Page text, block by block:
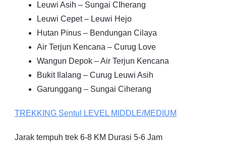
Leuwi Asih – Sungai CIherang
Leuwi Cepet – Leuwi Hejo
Hutan Pinus – Bendungan Cilaya
Air Terjun Kencana – Curug Love
Wangun Depok – Air Terjun Kencana
Bukit Ilalang – Curug Leuwi Asih
Garunggang – Sungai Ciherang
TREKKING Sentul LEVEL MIDDLE/MEDIUM
Jarak tempuh trek 6-8 KM Durasi 5-6 Jam